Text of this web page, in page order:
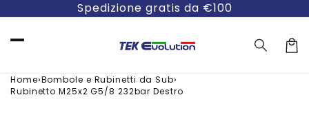
Spedizione gratis da €100
Home›Bombole e Rubinetti da Sub›
Rubinetto M25x2 G5/8 232bar Destro